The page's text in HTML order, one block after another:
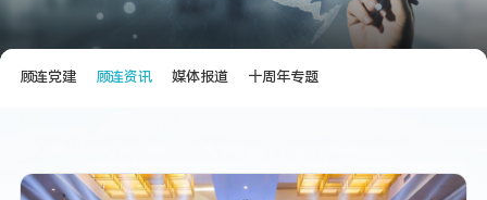
顾连党建 顾连资讯 媒体报道 十周年专题